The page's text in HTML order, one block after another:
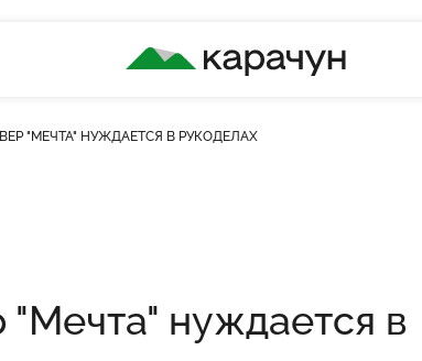
КАРАЧУН
"МЕЧТА" НУЖДАЕТСЯ В РУКОДЕЛАХ
переглядів
нуждается в